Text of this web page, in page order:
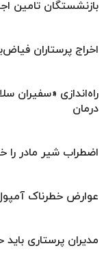
بازنشستگان تامین
اخراج پرستاران
راه‌اندازی «سفیران
درمان
اضطراب شیر مادر
عوارض خطرناک
مدیران پرستاری باید